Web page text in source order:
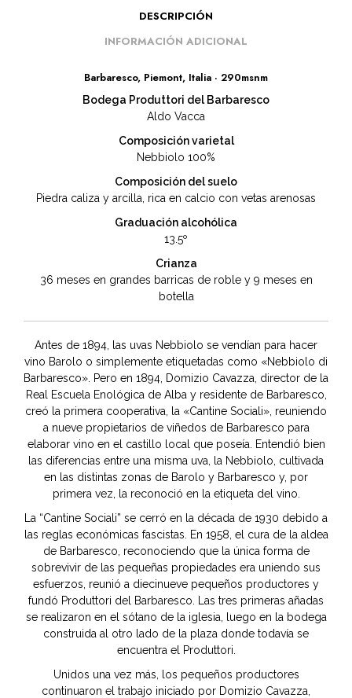
DESCRIPCIÓN
INFORMACIÓN ADICIONAL
Barbaresco, Piemont, Italia · 290msnm
Bodega Produttori del Barbaresco
Aldo Vacca
Composición varietal
Nebbiolo 100%
Composición del suelo
Piedra caliza y arcilla, rica en calcio con vetas arenosas
Graduación alcohólica
13.5º
Crianza
36 meses en grandes barricas de roble y 9 meses en
botella
Antes de 1894, las uvas Nebbiolo se vendían para hacer
vino Barolo o simplemente etiquetadas como «Nebbiolo di
Barbaresco». Pero en 1894, Domizio Cavazza, director de la
Real Escuela Enológica de Alba y residente de Barbaresco,
creó la primera cooperativa, la «Cantine Sociali», reuniendo
a nueve propietarios de viñedos de Barbaresco para
elaborar vino en el castillo local que poseía. Entendió bien
las diferencias entre una misma uva, la Nebbiolo, cultivada
en las distintas zonas de Barolo y Barbaresco y, por
primera vez, la reconoció en la etiqueta del vino.
La “Cantine Sociali” se cerró en la década de 1930 debido a
las reglas económicas fascistas. En 1958, el cura de la aldea
de Barbaresco, reconociendo que la única forma de
sobrevivir de las pequeñas propiedades era uniendo sus
esfuerzos, reunió a diecinueve pequeños productores y
fundó Produttori del Barbaresco. Las tres primeras añadas
se realizaron en el sótano de la iglesia, luego en la bodega
construida al otro lado de la plaza donde todavía se
encuentra el Produttori.
Unidos una vez más, los pequeños productores
continuaron el trabajo iniciado por Domizio Cavazza,